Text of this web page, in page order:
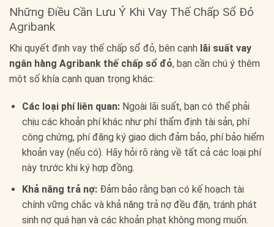
Những Điều Cần Lưu Ý Khi Vay Thế Chấp Sổ Đỏ
Agribank
Khi quyết định vay thế chấp sổ đỏ, bên cạnh lãi suất vay
ngân hàng Agribank thế chấp sổ đỏ, bạn cần chú ý thêm
một số khía cạnh quan trọng khác:
Các loại phí liên quan:Ngoài lãi suất, bạn có thể phải
chịu các khoản phí khác như phí thẩm định tài sản, phí
công chứng, phí đăng ký giao dịch đảm bảo, phí bảo hiểm
khoản vay (nếu có). Hãy hỏi rõ ràng về tất cả các loại phí
này trước khi ký hợp đồng.
Khả năng trả nợ:Đảm bảo rằng bạn có kế hoạch tài
chính vững chắc và khả năng trả nợ đều đặn, tránh phát
sinh nợ quá hạn và các khoản phạt không mong muốn.